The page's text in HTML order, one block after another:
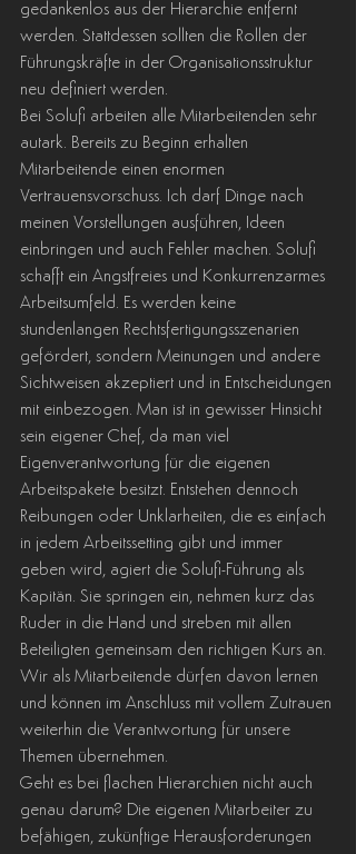
gedankenlos aus der Hierarchie entfernt
werden. Stattdessen sollten die Rollen der
Führungskräfte in der Organisationsstruktur
neu definiert werden.
Bei Solufi arbeiten alle Mitarbeitenden sehr
autark. Bereits zu Beginn erhalten
Mitarbeitende einen enormen
Vertrauensvorschuss. Ich darf Dinge nach
meinen Vorstellungen ausführen, Ideen
einbringen und auch Fehler machen. Solufi
schafft ein Angstfreies und Konkurrenzarmes
Arbeitsumfeld. Es werden keine
stundenlangen Rechtsfertigungsszenarien
gefördert, sondern Meinungen und andere
Sichtweisen akzeptiert und in Entscheidungen
mit einbezogen. Man ist in gewisser Hinsicht
sein eigener Chef, da man viel
Eigenverantwortung für die eigenen
Arbeitspakete besitzt. Entstehen dennoch
Reibungen oder Unklarheiten, die es einfach
in jedem Arbeitssetting gibt und immer
geben wird, agiert die Solufi-Führung als
Kapitän. Sie springen ein, nehmen kurz das
Ruder in die Hand und streben mit allen
Beteiligten gemeinsam den richtigen Kurs an.
Wir als Mitarbeitende dürfen davon lernen
und können im Anschluss mit vollem Zutrauen
weiterhin die Verantwortung für unsere
Themen übernehmen.
Geht es bei flachen Hierarchien nicht auch
genau darum? Die eigenen Mitarbeiter zu
befähigen, zukünftige Herausforderungen